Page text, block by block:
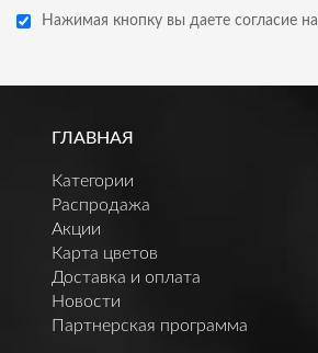
Нажимая кнопку вы даете согласие на
ГЛАВНАЯ
Категории
Распродажа
Акции
Карта цветов
Доставка и оплата
Новости
Партнерская программа